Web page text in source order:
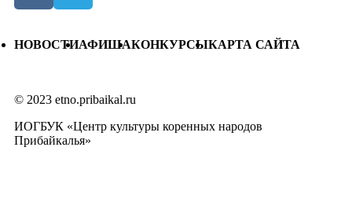
НОВОСТИАФИШАКОНКУРСЫКАРТА САЙТА
© 2023 etno.pribaikal.ru
ИОГБУК «Центр культуры коренных народов
Прибайкалья»